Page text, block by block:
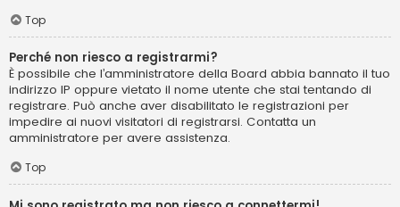
Top
Perché non riesco a registrarmi?
È possibile che l’amministratore della Board abbia bannato il tuo
indirizzo IP oppure vietato il nome utente che stai tentando di
registrare. Può anche aver disabilitato le registrazioni per
impedire ai nuovi visitatori di registrarsi. Contatta un
amministratore per avere assistenza.
Top